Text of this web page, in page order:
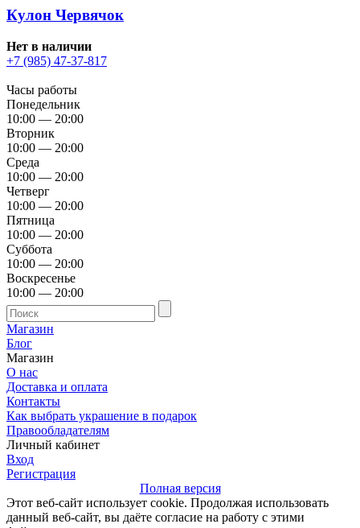
Кулон Червячок
Нет в наличии
+7 (985) 47-37-817
Часы работы
Понедельник
10:00 — 20:00
Вторник
10:00 — 20:00
Среда
10:00 — 20:00
Четверг
10:00 — 20:00
Пятница
10:00 — 20:00
Суббота
10:00 — 20:00
Воскресенье
10:00 — 20:00
Магазин
Блог
Магазин
О нас
Доставка и оплата
Контакты
Как выбрать украшение в подарок
Правообладателям
Личный кабинет
Вход
Регистрация
Полная версия
Этот веб-сайт использует cookie. Продолжая использовать
данный веб-сайт, вы даёте согласие на работу с этими